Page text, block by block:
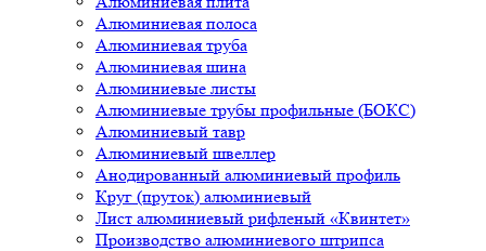
Алюминиевая полоса
Алюминиевая труба
Алюминиевая шина
Алюминиевые листы
Алюминиевые трубы профильные (БОКС)
Алюминиевый тавр
Алюминиевый швеллер
Анодированный алюминиевый профиль
Круг (пруток) алюминиевый
Лист алюминиевый рифленый «Квинтет»
Производство алюминиевого штрипса